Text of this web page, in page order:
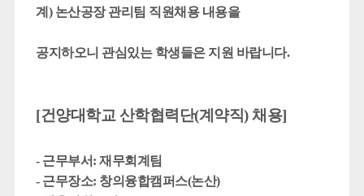
계) 논산공장 관리팀 직원채용 내용을
공지하오니 관심있는 학생들은 지원 바랍니다.
[건양대학교 산학협력단(계약직) 채용]
- 근무부서: 재무회계팀
- 근무장소: 창의융합캠퍼스(논산)